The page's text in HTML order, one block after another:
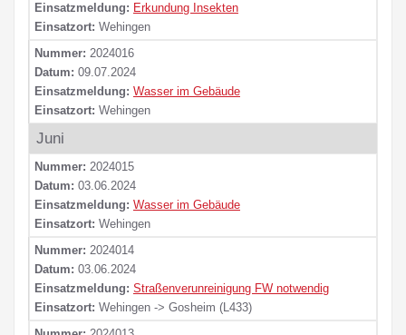
Einsatzmeldung: Erkundung Insekten
Einsatzort: Wehingen
Nummer: 2024016
Datum: 09.07.2024
Einsatzmeldung: Wasser im Gebäude
Einsatzort: Wehingen
Juni
Nummer: 2024015
Datum: 03.06.2024
Einsatzmeldung: Wasser im Gebäude
Einsatzort: Wehingen
Nummer: 2024014
Datum: 03.06.2024
Einsatzmeldung: Straßenverunreinigung FW notwendig
Einsatzort: Wehingen -> Gosheim (L433)